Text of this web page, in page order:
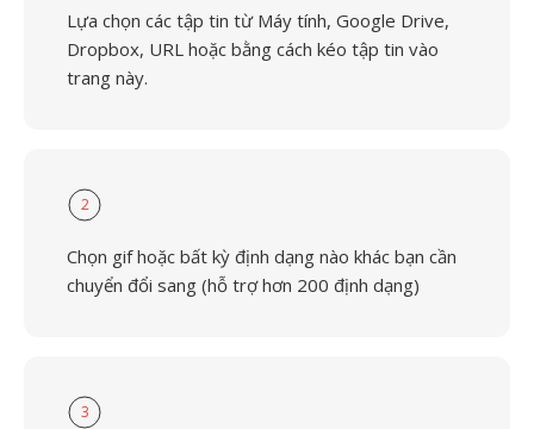
Lựa chọn các tập tin từ Máy tính, Google Drive,
Dropbox, URL hoặc bằng cách kéo tập tin vào
trang này.
2
Chọn gif hoặc bất kỳ định dạng nào khác bạn cần
chuyển đổi sang (hỗ trợ hơn 200 định dạng)
3